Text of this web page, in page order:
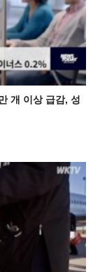
개 이상 급감, 성